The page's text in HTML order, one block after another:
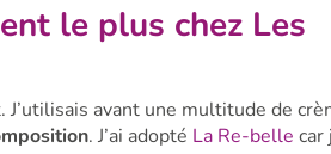
le plus chez Les
J’utilisais avant une multitude de
. J’ai adopté La Re-belle car